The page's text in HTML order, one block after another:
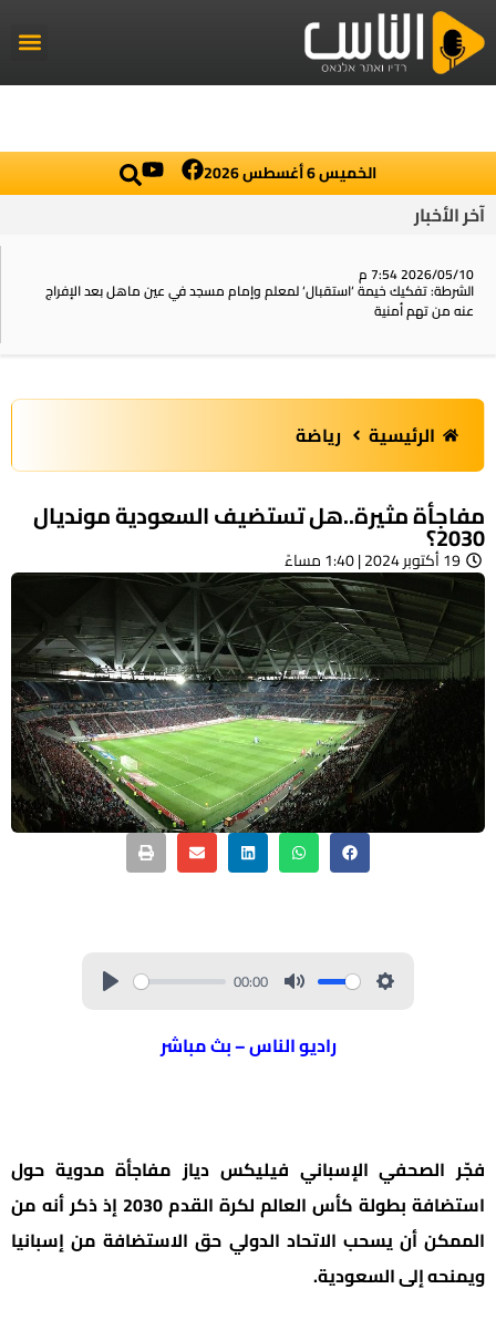
الخميس 6 أغسطس 2026
آخر الأخبار
2026/05/10 7:54 م
الشرطة: تفكيك خيمة ‘استقبال‘ لمعلم وإمام مسجد في عين ماهل بعد الإفراج
عنه من تهم أمنية
الرئيسية رياضة
مفاجأة مثيرة..هل تستضيف السعودية مونديال
2030؟
19 أكتوبر 2024 | 1:40 مساءً
00:00
راديو الناس – بث مباشر
فجّر الصحفي الإسباني فيليكس دياز مفاجأة مدوية حول
استضافة بطولة كأس العالم لكرة القدم 2030 إذ ذكر أنه من
الممكن أن يسحب الاتحاد الدولي حق الاستضافة من إسبانيا
ويمنحه إلى السعودية.